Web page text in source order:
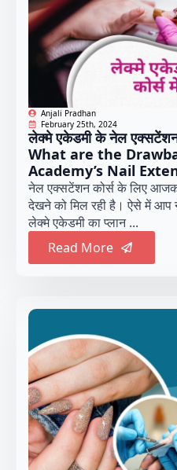
Anjali Pradhan
February 25th, 2024
लेक्मे एकेडमी के नेल एक्सटेंशन
What are the
Academy’s Nail
नेल एक्सटेंशन कोर्स के लिए
देखने को मिल रही है। ऐसे में
लेक्मे एकेडमी का प्लान ...
Read More